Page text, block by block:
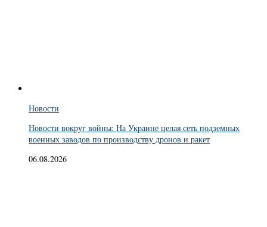
Новости
Новости вокруг войны: На Украине целая сеть подземных
военных заводов по производству дронов и ракет
06.08.2026